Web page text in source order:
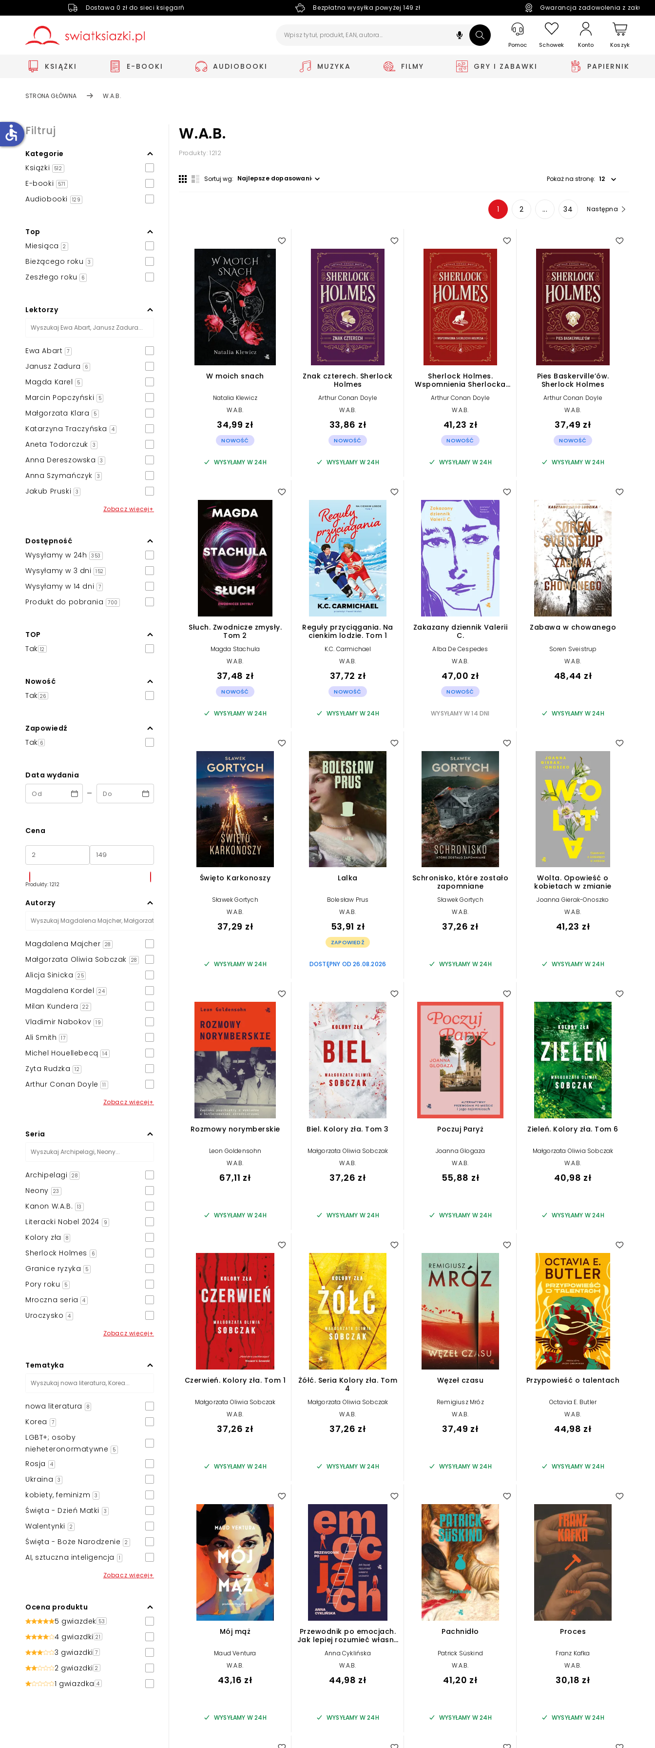
Dostawa 0 zł do sieci księgarń Bezpłatna wysyłka powyżej 149 zł Gwarancja zadowolenia z
Pomoc Schowek Konto Koszyk
KSIĄŻKI E-BOOKI AUDIOBOOKI MUZYKA FILMY GRY I ZABAWKI PAPIERNIK
STRONA GŁÓWNA W.A.B.
Filtruj
Kategorie
Książki
512
E-booki 571
Audiobooki 129
Top
Miesiąca 2
Bieżącego roku 3
Zeszłego roku 6
Lektorzy
Ewa Abart 7
Janusz Zadura 6
Magda Karel 5
Marcin Popczyński 5
Małgorzata Klara 5
Katarzyna Traczyńska 4
Aneta Todorczuk 3
Anna Dereszowska 3
Anna Szymańczyk 3
Jakub Pruski 3
Zobacz więcej+
Dostępność
Wysyłamy w 24h
353
Wysyłamy w 3 dni 152
Wysyłamy w 14 dni 7
Produkt do pobrania 700
TOP
Tak 12
Nowość
Tak 26
Zapowiedź
Tak 6
Data wydania
-
Cena
Produkty: 1212
Autorzy
Magdalena Majcher 28
Małgorzata Oliwia Sobczak 28
Alicja Sinicka 25
Magdalena Kordel 24
Milan Kundera 22
Vladimir Nabokov 19
Ali Smith 17
Michel Houellebecq 14
Zyta Rudzka 12
Arthur Conan Doyle 11
Zobacz więcej+
Seria
Archipelagi 28
Neony 23
Kanon W.A.B. 13
Literacki Nobel 2024 9
Kolory zła 8
Sherlock Holmes 6
Granice ryzyka 5
Pory roku 5
Mroczna seria 4
Uroczysko 4
Zobacz więcej+
Tematyka
nowa literatura 8
Korea 7
LGBT+; osoby
nieheteronormatywne
5
Rosja 4
Ukraina 3
kobiety, feminizm 3
Święta - Dzień Matki 3
Walentynki 2
Święta - Boże Narodzenie 2
AI, sztuczna inteligencja 1
Zobacz więcej+
Ocena produktu
5 gwiazdek 53
4 gwiazdki 21
3 gwiazdki 7
2 gwiazdki 2
1 gwiazdka 4
W.A.B.
Produkty: 1212
Sortuj wg: Pokaż na stronę:
1 2 ... 34 Następna
W moich snach
Natalia Klewicz
W.A.B.
34,99 zł
NOWOŚĆ
WYSYŁAMY W 24H
Znak czterech. Sherlock
Holmes
Arthur Conan Doyle
W.A.B.
33,86 zł
NOWOŚĆ
WYSYŁAMY W 24H
Sherlock Holmes.
Wspomnienia Sherlocka
Arthur Conan Doyle
W.A.B.
41,23 zł
NOWOŚĆ
WYSYŁAMY W 24H
Pies Baskerville’ów.
Sherlock Holmes
Arthur Conan Doyle
W.A.B.
37,49 zł
NOWOŚĆ
WYSYŁAMY W 24H
Słuch. Zwodnicze zmysły.
Tom 2
Magda Stachula
W.A.B.
37,48 zł
NOWOŚĆ
WYSYŁAMY W 24H
Reguły przyciągania. Na
cienkim lodzie. Tom 1
K.C. Carmichael
W.A.B.
37,72 zł
NOWOŚĆ
WYSYŁAMY W 24H
Zakazany dziennik Valerii
C.
Alba De Cespedes
W.A.B.
47,00 zł
NOWOŚĆ
WYSYŁAMY W 14 DNI
Zabawa w chowanego
Soren Sveistrup
W.A.B.
48,44 zł
WYSYŁAMY W 24H
Święto Karkonoszy
Sławek Gortych
W.A.B.
37,29 zł
WYSYŁAMY W 24H
Lalka
Bolesław Prus
W.A.B.
53,91 zł
ZAPOWIEDŹ
DOSTĘPNY OD 26.08.2026
Schronisko, które zostało
zapomniane
Sławek Gortych
W.A.B.
37,26 zł
WYSYŁAMY W 24H
Wolta. Opowieść o
kobietach w zmianie
Joanna Gierak-Onoszko
W.A.B.
41,23 zł
WYSYŁAMY W 24H
Rozmowy norymberskie
Leon Goldensohn
W.A.B.
67,11 zł
WYSYŁAMY W 24H
Biel. Kolory zła. Tom 3
Małgorzata Oliwia Sobczak
W.A.B.
37,26 zł
WYSYŁAMY W 24H
Poczuj Paryż
Joanna Glogaza
W.A.B.
55,88 zł
WYSYŁAMY W 24H
Zieleń. Kolory zła. Tom 6
Małgorzata Oliwia Sobczak
W.A.B.
40,98 zł
WYSYŁAMY W 24H
Czerwień. Kolory zła. Tom 1
Małgorzata Oliwia Sobczak
W.A.B.
37,26 zł
WYSYŁAMY W 24H
Żółć. Seria Kolory zła. Tom
4
Małgorzata Oliwia Sobczak
W.A.B.
37,26 zł
WYSYŁAMY W 24H
Węzeł czasu
Remigiusz Mróz
W.A.B.
37,49 zł
WYSYŁAMY W 24H
Przypowieść o talentach
Octavia E. Butler
W.A.B.
44,98 zł
WYSYŁAMY W 24H
Mój mąż
Maud Ventura
W.A.B.
43,16 zł
WYSYŁAMY W 24H
Przewodnik po emocjach.
Jak lepiej rozumieć własne
Anna Cyklińska
W.A.B.
44,98 zł
WYSYŁAMY W 24H
Pachnidło
Patrick Süskind
W.A.B.
41,20 zł
WYSYŁAMY W 24H
Proces
Franz Kafka
W.A.B.
30,18 zł
WYSYŁAMY W 24H
accessible
Zwiększ rozmiar czcionki
Zmniejsz rozmiar czcionki
Odwróć kolory
Pomoc w czytaniu
Podkreślenie linków